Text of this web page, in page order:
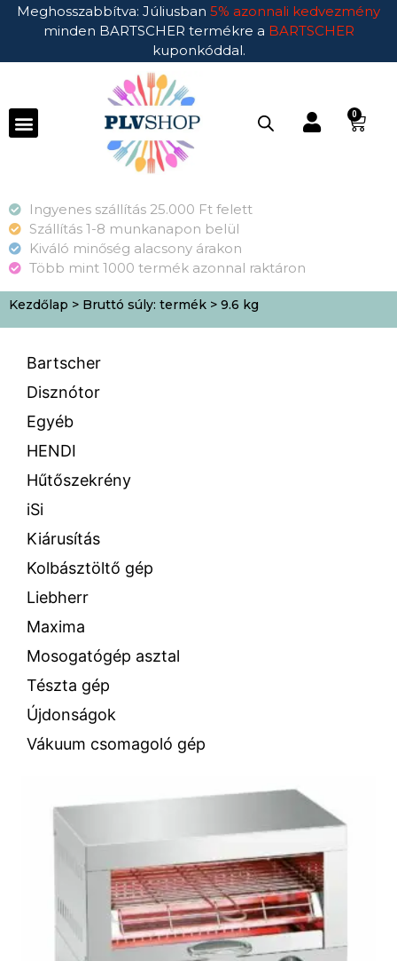
Meghosszabbítva: Júliusban 5% azonnali kedvezmény
minden BARTSCHER termékre a BARTSCHER
kuponkóddal.
0
Ingyenes szállítás 25.000 Ft felett
Szállítás 1-8 munkanapon belül
Kiváló minőség alacsony árakon
Több mint 1000 termék azonnal raktáron
Kezdőlap > Bruttó súly: termék > 9.6 kg
Bartscher
Disznótor
Egyéb
HENDI
Hűtőszekrény
iSi
Kiárusítás
Kolbásztöltő gép
Liebherr
Maxima
Mosogatógép asztal
Tészta gép
Újdonságok
Vákuum csomagoló gép